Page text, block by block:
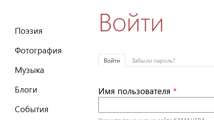
Главное меню
Поэзия
Фотография
Музыка
Блоги
События
Войти
Войти (активная вкладка)
Забыли пароль?
Имя пользователя *